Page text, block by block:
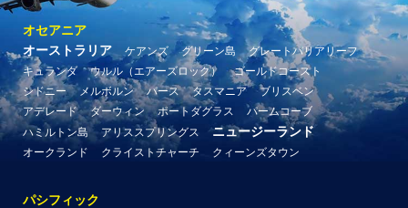
オセアニア
オーストラリア
ケアンズ グリーン島
グレートバリアリーフ
キュランダ
ウルル（エアーズロック）
ゴールドコースト
シドニー
メルボルン パース タスマニア
ブリスベン
アデレード
ダーウィン ポートダグラス
パームコーブ
ハミルトン島
アリススプリングス ニュージーランド
オークランド クライストチャーチ クィーンズタウン
パシフィック